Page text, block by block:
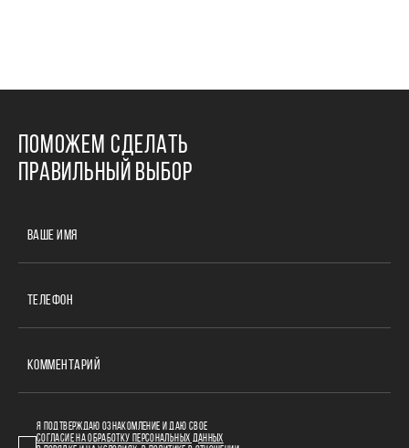
ПОМОЖЕМ СДЕЛАТЬ
ПРАВИЛЬНЫЙ ВЫБОР
ВАШЕ ИМЯ
ТЕЛЕФОН
КОММЕНТАРИЙ
Я ПОДТВЕРЖДАЮ ОЗНАКОМЛЕНИЕ И ДАЮ СВОЕ
СОГЛАСИЕ НА ОБРАБОТКУ ПЕРСОНАЛЬНЫХ ДАННЫХ